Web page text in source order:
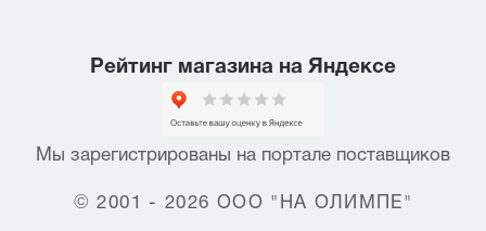
Рейтинг магазина на Яндексе
Мы зарегистрированы на портале поставщиков
© 2001 - 2026 ООО "НА ОЛИМПЕ"